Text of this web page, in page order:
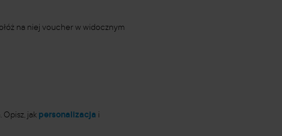
na niej voucher w widocznym
jak personalizacja i